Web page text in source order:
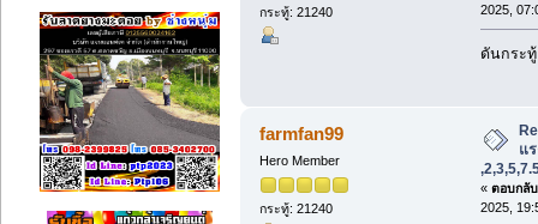
กระทู้: 21240
2025,
ดันกระ
farmfan99
Hero Member
กระทู้: 21240
แ
« ตอบกลั
2025,